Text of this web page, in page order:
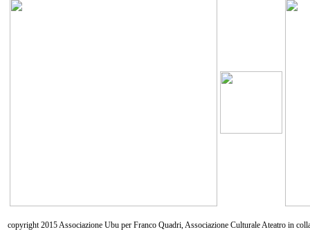
copyright 2015 Associazione Ubu per Franco Quadri, Associazione Culturale Ateatro in